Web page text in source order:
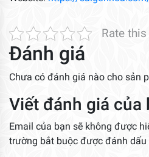
Rate
Đánh giá
Chưa có đánh giá nào cho sản
Viết đánh giá của
Email của bạn sẽ không được
trường bắt buộc được đánh dấu